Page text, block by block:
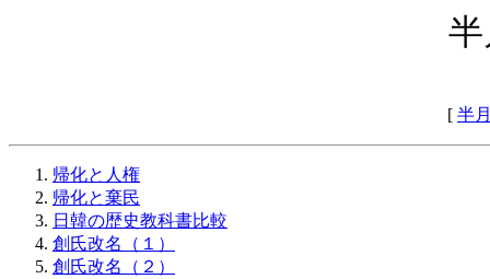
[ 半
帰化と人権
帰化と棄民
日韓の歴史教科書比較
創氏改名（１）
創氏改名（２）